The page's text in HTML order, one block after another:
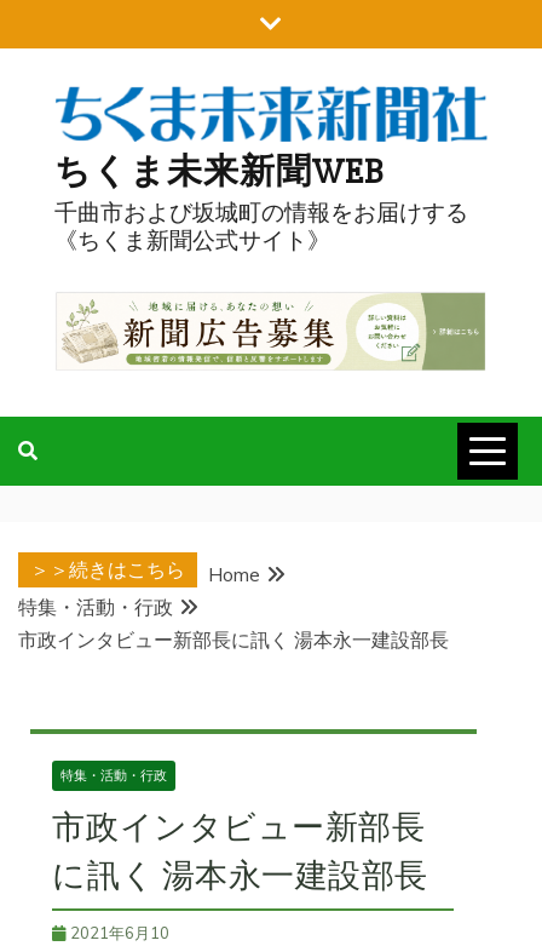
to
ちくま未来新聞WEB
千曲市および坂城町の情報をお届けする
《ちくま新聞公式サイト》
＞＞続きはこちら
Home
特集・活動・行政
市政インタビュー新部長に訊く 湯本永一建設部長
特集・活動・行政
市政インタビュー新部長
に訊く 湯本永一建設部長
2021年6月10